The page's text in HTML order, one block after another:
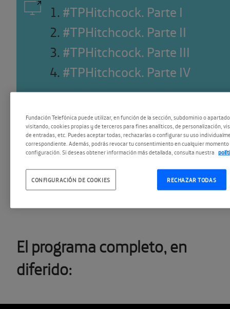
1. #TPHitchcock. Parte I
2. #TPHitchcock. Parte II
3. #TPHitchcock. Parte III
4. #TPHitchcock. Parte IV
ESCUCHAR
El programa completo, en
diferido:
Fundación Telefónica puede utilizar, en función de la sección, subdominio o
visitando, cookies propias y de terceros para fines analíticos, de personalización,
de entradas, etc. Puedes aceptar todas, rechazarlas o configurar su uso
correspondiente. Además, podrás revocar tu consentimiento en cualquier momento
configuración. Si deseas obtener información más detallada, consulta nuestra
RECHAZAR TODAS
CONFIGURACIÓN DE COOKIES